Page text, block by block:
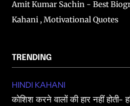
Amit Kumar Sachin - Best
Kahani , Motivational Quotes
TRENDING
HINDI KAHANI
कोशिश करने वालों की हार नहीं होती-